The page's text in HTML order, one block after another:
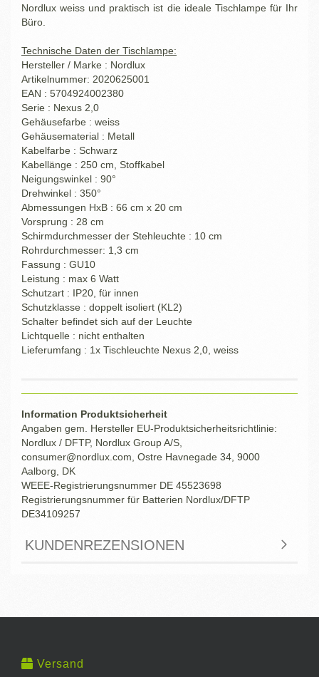
Nordlux weiss und praktisch ist die ideale Tischlampe für Ihr
Büro.
Technische Daten der Tischlampe:
Hersteller / Marke : Nordlux
Artikelnummer: 2020625001
EAN : 5704924002380
Serie : Nexus 2,0
Gehäusefarbe : weiss
Gehäusematerial : Metall
Kabelfarbe : Schwarz
Kabellänge : 250 cm, Stoffkabel
Neigungswinkel : 90°
Drehwinkel : 350°
Abmessungen HxB : 66 cm x 20 cm
Vorsprung : 28 cm
Schirmdurchmesser der Stehleuchte : 10 cm
Rohrdurchmesser: 1,3 cm
Fassung : GU10
Leistung : max 6 Watt
Schutzart : IP20, für innen
Schutzklasse : doppelt isoliert (KL2)
Schalter befindet sich auf der Leuchte
Lichtquelle : nicht enthalten
Lieferumfang : 1x Tischleuchte Nexus 2,0, weiss
Information Produktsicherheit
Angaben gem. Hersteller EU-Produktsicherheitsrichtlinie:
Nordlux / DFTP, Nordlux Group A/S,
consumer@nordlux.com, Ostre Havnegade 34, 9000
Aalborg, DK
WEEE-Registrierungsnummer DE 45523698
Registrierungsnummer für Batterien Nordlux/DFTP
DE34109257
KUNDENREZENSIONEN
Versand